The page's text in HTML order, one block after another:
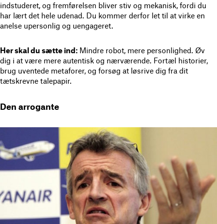
indstuderet, og fremførelsen bliver stiv og mekanisk, fordi du
har lært det hele udenad. Du kommer derfor let til at virke en
anelse upersonlig og uengageret.
Her skal du sætte ind: Mindre robot, mere personlighed. Øv
dig i at være mere autentisk og nærværende. Fortæl historier,
brug uventede metaforer, og forsøg at løsrive dig fra dit
tætskrevne talepapir.
Den arrogante